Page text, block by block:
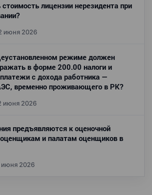
лицензии нерезидента при
июня 2026
режиме должен
в форме 200.00 налоги и
с дохода работника —
временно проживающего в РК?
июня 2026
предъявляются к оценочной
и палатам оценщиков в
июня 2026